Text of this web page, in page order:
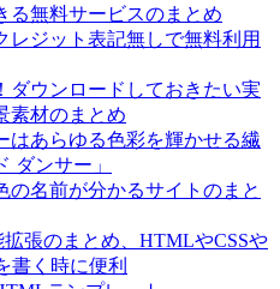
る無料サービスのまとめ
レジット表記無しで無料利用
ダウンロードしておきたい実
素材のまとめ
はあらゆる色彩を輝かせる繊
ダンサー」
の名前が分かるサイトのまと
張のまとめ、HTMLやCSSや
書く時に便利